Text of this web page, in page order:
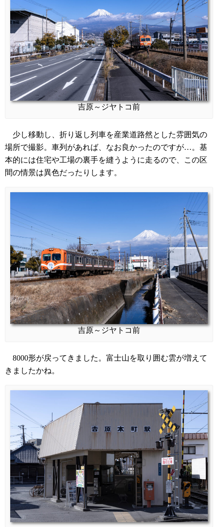
吉原～ジヤトコ前
少し移動し、折り返し列車を産業道路然とした雰囲気の
場所で撮影。車列があれば、なお良かったのですが…。基
本的には住宅や工場の裏手を縫うように走るので、この区
間の情景は異色だったりします。
吉原～ジヤトコ前
8000形が戻ってきました。富士山を取り囲む雲が増えて
きましたかね。